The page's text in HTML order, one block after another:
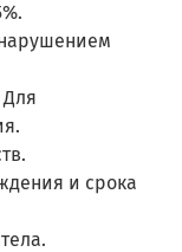
Для
и срока